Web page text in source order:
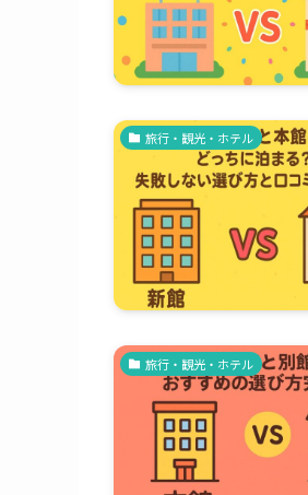
旅行・観光・ホテル
旅行・観光・ホテル